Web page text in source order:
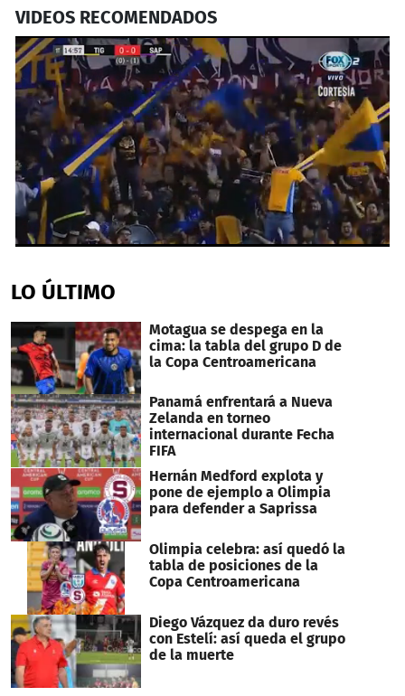
VIDEOS RECOMENDADOS
of
2
41
seconds
LO ÚLTIMO
Motagua se despega en la
cima: la tabla del grupo D de
la Copa Centroamericana
Panamá enfrentará a Nueva
Zelanda en torneo
internacional durante Fecha
FIFA
Hernán Medford explota y
pone de ejemplo a Olimpia
para defender a Saprissa
Olimpia celebra: así quedó la
tabla de posiciones de la
Copa Centroamericana
Diego Vázquez da duro revés
con Estelí: así queda el grupo
de la muerte